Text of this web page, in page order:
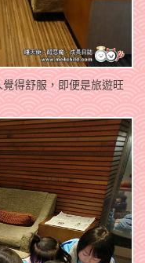
得舒服，即便是旅遊旺